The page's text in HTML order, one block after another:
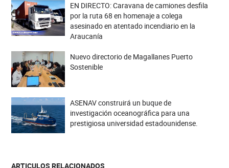
EN DIRECTO: Caravana de camiones desfila
por la ruta 68 en homenaje a colega
asesinado en atentado incendiario en la
Araucanía
Nuevo directorio de Magallanes Puerto
Sostenible
ASENAV construirá un buque de
investigación oceanográfica para una
prestigiosa universidad estadounidense.
ARTICULOS RELACIONADOS